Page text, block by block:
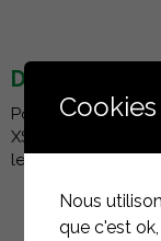
DESCRIPTION
Pour une
XS, UltraLight ou
les écrous.
Cookies
Nous
que c'est